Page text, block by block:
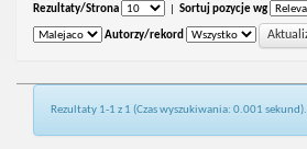
Rezultaty/Strona Sortuj pozycje wg
Autorzy/rekord
Rezultaty 1-1 z 1 (Czas wyszukiwania: 0.001 sekund).